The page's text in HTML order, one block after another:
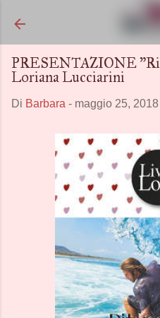
PRESENTAZIONE
Loriana Lucciarini
Di Barbara - maggio 25, 2018